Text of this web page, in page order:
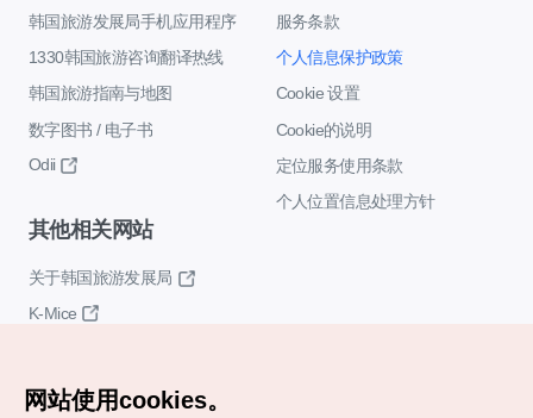
韩国旅游发展局手机应用程序
1330韩国旅游咨询翻译热线
韩国旅游指南与地图
数字图书 / 电子书
Odii
服务条款
个人信息保护政策
Cookie 设置
Cookie的说明
定位服务使用条款
个人位置信息处理方针
其他相关网站
关于韩国旅游发展局
K-Mice
网站使用cookies。